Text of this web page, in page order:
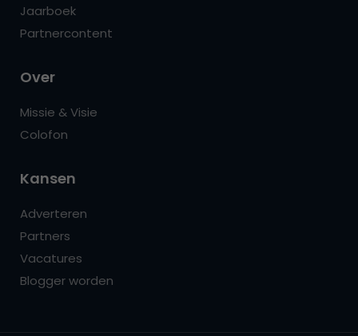
Jaarboek
Partnercontent
Over
Missie & Visie
Colofon
Kansen
Adverteren
Partners
Vacatures
Blogger worden